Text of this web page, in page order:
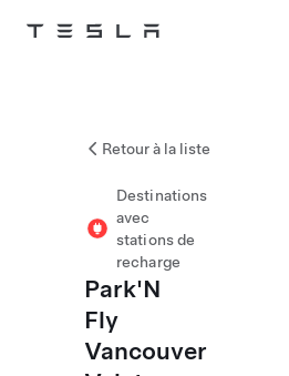
Tesla
Retour à la liste
Destinations
avec
stations de
recharge
Park'N
Fly
Vancouver